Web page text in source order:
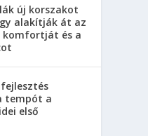
új korszakot
alakítják át az
és a
tempót a
első